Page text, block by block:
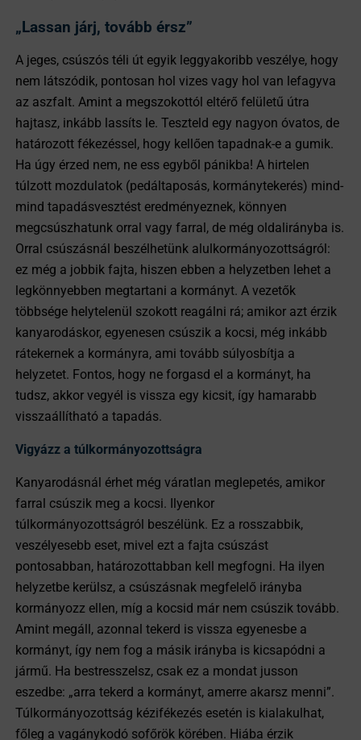
„Lassan járj, tovább érsz”
A jeges, csúszós téli út egyik leggyakoribb veszélye, hogy
nem látszódik, pontosan hol vizes vagy hol van lefagyva
az aszfalt. Amint a megszokottól eltérő felületű útra
hajtasz, inkább lassíts le. Teszteld egy nagyon óvatos, de
határozott fékezéssel, hogy kellően tapadnak-e a gumik.
Ha úgy érzed nem, ne ess egyből pánikba! A hirtelen
túlzott mozdulatok (pedáltaposás, kormánytekerés) mind-
mind tapadásvesztést eredményeznek, könnyen
megcsúszhatunk orral vagy farral, de még oldalirányba is.
Orral csúszásnál beszélhetünk alulkormányozottságról:
ez még a jobbik fajta, hiszen ebben a helyzetben lehet a
legkönnyebben megtartani a kormányt. A vezetők
többsége helytelenül szokott reagálni rá; amikor azt érzik
kanyarodáskor, egyenesen csúszik a kocsi, még inkább
rátekernek a kormányra, ami tovább súlyosbítja a
helyzetet. Fontos, hogy ne forgasd el a kormányt, ha
tudsz, akkor vegyél is vissza egy kicsit, így hamarabb
visszaállítható a tapadás.
Vigyázz a túlkormányozottságra
Kanyarodásnál érhet még váratlan meglepetés, amikor
farral csúszik meg a kocsi. Ilyenkor
túlkormányozottságról beszélünk. Ez a rosszabbik,
veszélyesebb eset, mivel ezt a fajta csúszást
pontosabban, határozottabban kell megfogni. Ha ilyen
helyzetbe kerülsz, a csúszásnak megfelelő irányba
kormányozz ellen, míg a kocsid már nem csúszik tovább.
Amint megáll, azonnal tekerd is vissza egyenesbe a
kormányt, így nem fog a másik irányba is kicsapódni a
jármű. Ha bestresszelsz, csak ez a mondat jusson
eszedbe: „arra tekerd a kormányt, amerre akarsz menni”.
Túlkormányozottság kézifékezés esetén is kialakulhat,
főleg a vagánykodó sofőrök körében. Hiába érzik